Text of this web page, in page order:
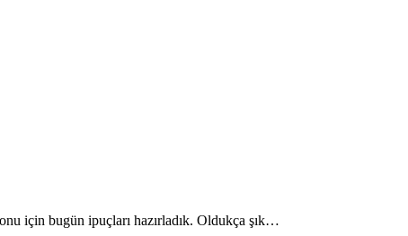
için bugün ipuçları hazırladık. Oldukça şık…